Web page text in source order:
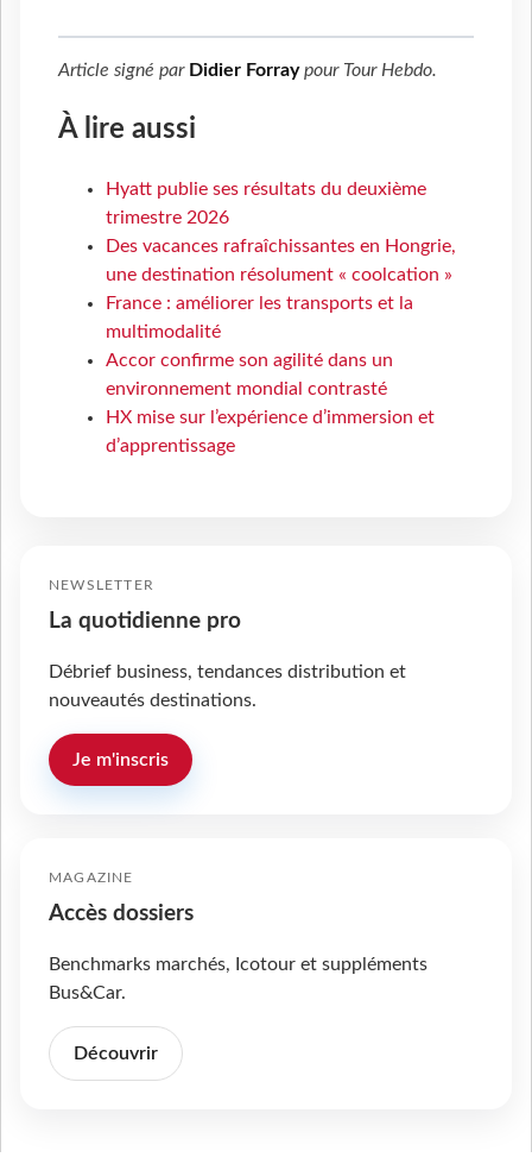
Article signé par Didier Forraypour Tour Hebdo.
À lire aussi
Hyatt publie ses résultats du deuxième
trimestre 2026
Des vacances rafraîchissantes en Hongrie,
une destination résolument « coolcation »
France : améliorer les transports et la
multimodalité
Accor confirme son agilité dans un
environnement mondial contrasté
HX mise sur l’expérience d’immersion et
d’apprentissage
NEWSLETTER
La quotidienne pro
Débrief business, tendances distribution et
nouveautés destinations.
Je m'inscris
MAGAZINE
Accès dossiers
Benchmarks marchés, Icotour et suppléments
Bus&Car.
Découvrir